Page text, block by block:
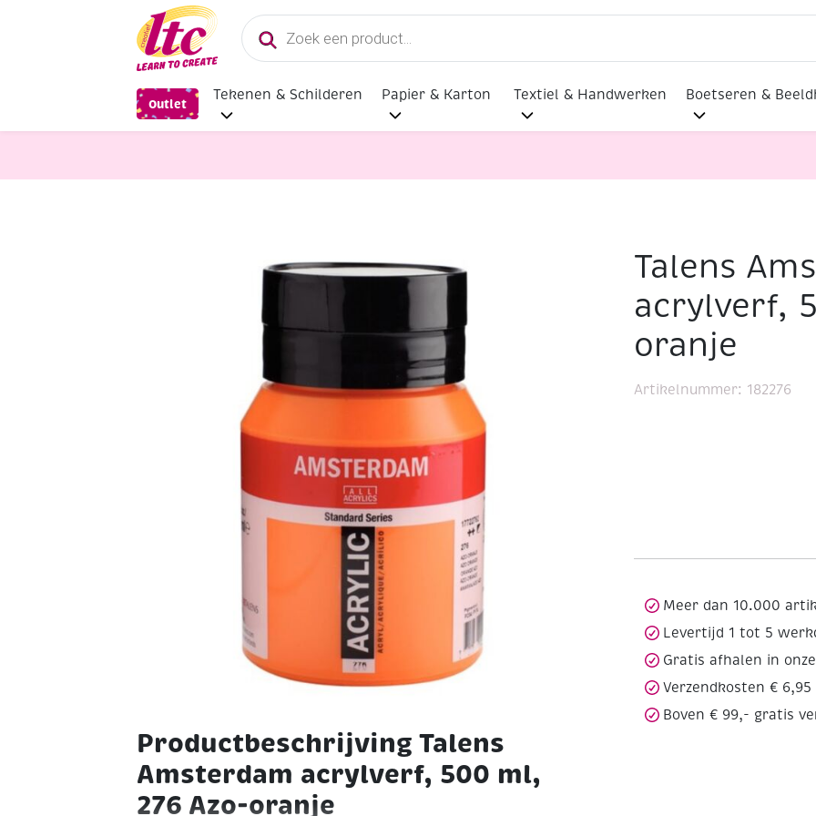
Producten
zoeken
Outlet
Tekenen & Schilderen Papier & Karton Textiel & Handwerken Boetseren &
Talens Amsterdam acrylverf, 500 ml, 276 Azo-oranje
Productbeschrijving Talens
Amsterdam acrylverf, 500 ml,
276 Azo-oranje
Talens
acrylverf,
oranje
Artikelnummer: 182276
Meer dan 10.000
Levertijd 1 tot 5
Gratis afhalen in
Verzendkosten € 6,95
Boven € 99,- gratis